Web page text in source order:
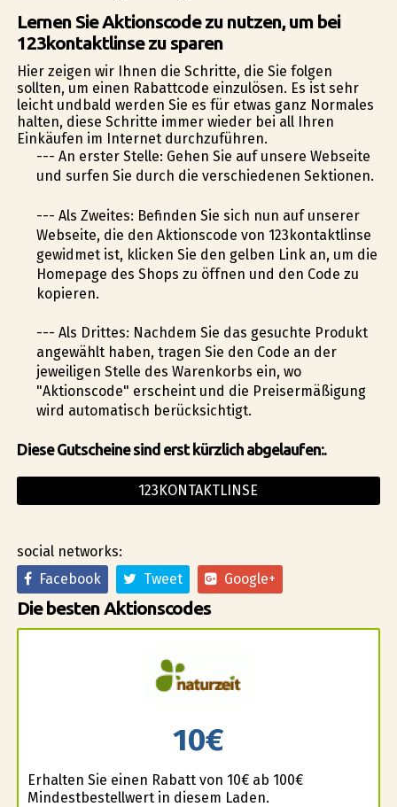
Lernen Sie Aktionscode zu nutzen, um bei
123kontaktlinse zu sparen
Hier zeigen wir Ihnen die Schritte, die Sie folgen
sollten, um einen Rabattcode einzulösen. Es ist sehr
leicht undbald werden Sie es für etwas ganz Normales
halten, diese Schritte immer wieder bei all Ihren
Einkäufen im Internet durchzuführen.
--- An erster Stelle: Gehen Sie auf unsere Webseite
und surfen Sie durch die verschiedenen Sektionen.
--- Als Zweites: Befinden Sie sich nun auf unserer
Webseite, die den Aktionscode von 123kontaktlinse
gewidmet ist, klicken Sie den gelben Link an, um die
Homepage des Shops zu öffnen und den Code zu
kopieren.
--- Als Drittes: Nachdem Sie das gesuchte Produkt
angewählt haben, tragen Sie den Code an der
jeweiligen Stelle des Warenkorbs ein, wo
"Aktionscode" erscheint und die Preisermäßigung
wird automatisch berücksichtigt.
Diese Gutscheine sind erst kürzlich abgelaufen:.
123KONTAKTLINSE
social networks:
Facebook
Tweet Google+
Die besten Aktionscodes
10€
Erhalten Sie einen Rabatt von 10€ ab 100€
Mindestbestellwert in diesem Laden.